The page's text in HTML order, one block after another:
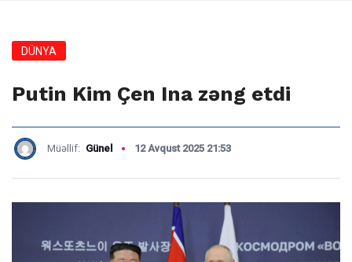
DÜNYA
Putin Kim Çen Ina zəng etdi
Müəllif: Günel 12 Avqust 2025 21:53